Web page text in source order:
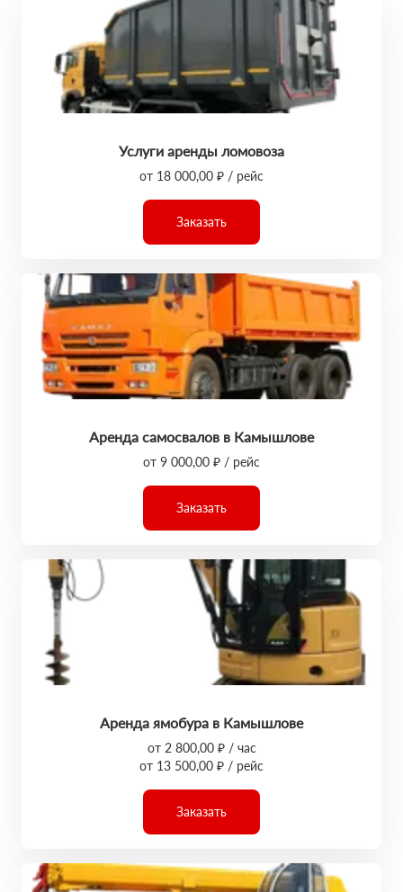
Услуги аренды ломовоза
от 18 000,00 ₽ / рейс
Заказать
Аренда самосвалов в Камышлове
от 9 000,00 ₽ / рейс
Заказать
Аренда ямобура в Камышлове
от 2 800,00 ₽ / час
от 13 500,00 ₽ / рейс
Заказать